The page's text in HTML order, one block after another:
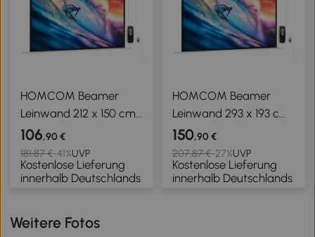
HOMCOM Beamer
Leinwand 212 x 150 cm
120 Zoll 16:9 HD 4K
Projektionsleinwand
Elektrisch mit
Fernbedienung, Weiß
106,90 €
181,87 €-41%UVP
Kostenlose Lieferung
innerhalb Deutschlands
HOMCOM Beamer
Leinwand 293 x 193 cm
120 Zoll 16:9 HD 4K
Projektionsleinwand
Elektrisch mit
Fernbedienung, Weiß
150,90 €
207,87 €-27%UVP
Kostenlose Lieferung
innerhalb Deutschlands
Weitere Fotos